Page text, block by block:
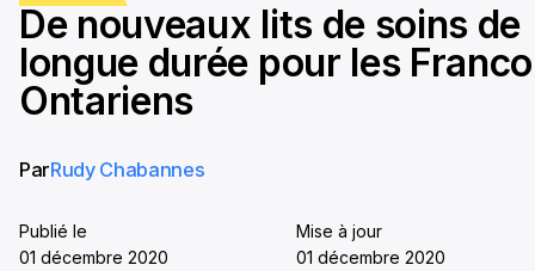
De nouveaux lits de soins de
longue durée pour les
Ontariens
ParRudy Chabannes
Publié le
01 décembre 2020
Mise à jour
01 décembre 2020